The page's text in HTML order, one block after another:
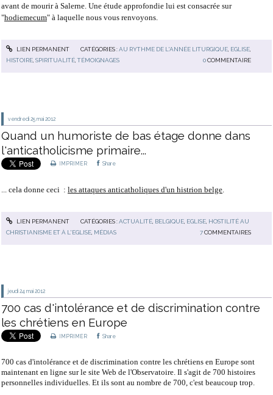
avant de mourir à Salerne. Une étude approfondie lui est consacrée sur
"hodiemecum" à laquelle nous vous renvoyons.
LIEN PERMANENT CATÉGORIES :AU RYTHME DE L'ANNÉE LITURGIQUE, EGLISE,
HISTOIRE,SPIRITUALITÉ,TÉMOIGNAGES 0 COMMENTAIRE
vendredi 25 mai 2012
Quand un humoriste de bas étage donne dans
l'anticatholicisme primaire...
IMPRIMER Share
... cela donne ceci : les attaques anticatholiques d'un histrion belge.
LIEN PERMANENT CATÉGORIES :ACTUALITÉ, BELGIQUE, EGLISE, HOSTILITÉ AU
CHRISTIANISME ET À L'EGLISE, MÉDIAS 7 COMMENTAIRES
jeudi 24 mai 2012
700 cas d'intolérance et de discrimination contre
les chrétiens en Europe
IMPRIMER Share
700 cas d'intolérance et de discrimination contre les chrétiens en Europe sont
maintenant en ligne sur le site Web de l'Observatoire. Il s'agit de 700 histoires
personnelles individuelles. Et ils sont au nombre de 700, c'est beaucoup trop.